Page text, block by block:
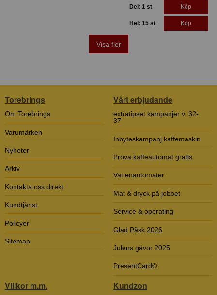
Del: 1 st Köp
Hel: 15 st Köp
Visa fler
Torebrings
Om Torebrings
Varumärken
Nyheter
Arkiv
Kontakta oss direkt
Kundtjänst
Policyer
Sitemap
Vårt erbjudande
extratipset kampanjer v. 32-
37
Inbyteskampanj kaffemaskin
Prova kaffeautomat gratis
Vattenautomater
Mat & dryck på jobbet
Service & operating
Glad Påsk 2026
Julens gåvor 2025
PresentCard©
Villkor m.m. Kundzon